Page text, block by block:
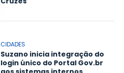
CIDADES
Suzano inicia integração do
login único do Portal Gov.br